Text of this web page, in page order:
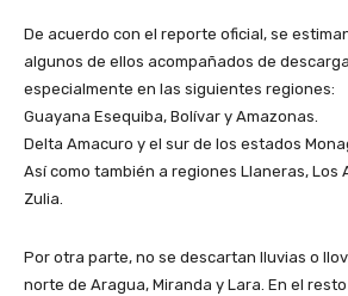
​De acuerdo con el reporte oficial, se
algunos de ellos acompañados de
especialmente en las siguientes regiones:
​Guayana Esequiba, Bolívar y Amazonas.
​Delta Amacuro y el sur de los estados
Así como también a ​regiones Llaneras, Los
Zulia.
​Por otra parte, no se descartan lluvias o
norte de Aragua, Miranda y Lara. En el